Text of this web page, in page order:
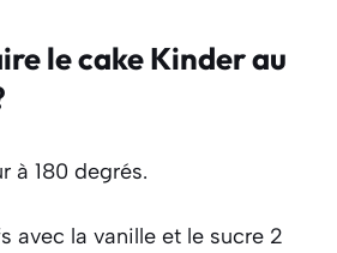
le cake Kinder au
à 180 degrés.
avec la vanille et le sucre 2